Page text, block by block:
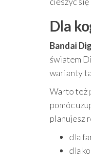
Dla
Bandai
światem
warianty
Warto też
pomóc
planujesz
dla
dla